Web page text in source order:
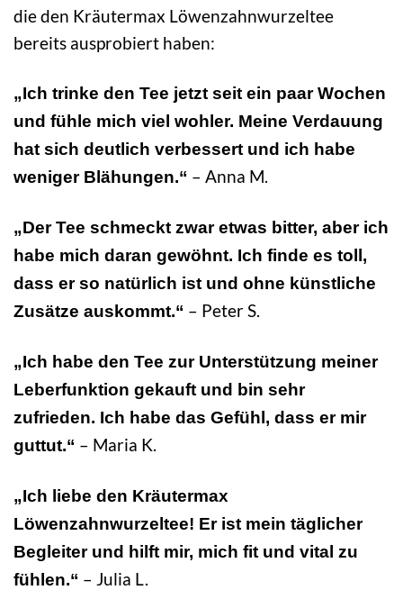
die den Kräutermax Löwenzahnwurzeltee
bereits ausprobiert haben:
„Ich trinke den Tee jetzt seit ein paar Wochen
und fühle mich viel wohler. Meine Verdauung
hat sich deutlich verbessert und ich habe
weniger Blähungen.“ – Anna M.
„Der Tee schmeckt zwar etwas bitter, aber ich
habe mich daran gewöhnt. Ich finde es toll,
dass er so natürlich ist und ohne künstliche
Zusätze auskommt.“ – Peter S.
„Ich habe den Tee zur Unterstützung meiner
Leberfunktion gekauft und bin sehr
zufrieden. Ich habe das Gefühl, dass er mir
guttut.“ – Maria K.
„Ich liebe den Kräutermax
Löwenzahnwurzeltee! Er ist mein täglicher
Begleiter und hilft mir, mich fit und vital zu
fühlen.“ – Julia L.